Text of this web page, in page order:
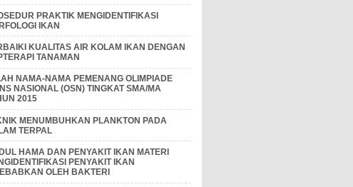
PRAKTIK MENGIDENTIFIKASI
IKAN
KUALITAS AIR KOLAM IKAN DENGAN
TANAMAN
NAMA-NAMA PEMENANG OLIMPIADE
NASIONAL (OSN) TINGKAT SMA/MA
2015
MENUMBUHKAN PLANKTON PADA
TERPAL
HAMA DAN PENYAKIT IKAN MATERI
PENYAKIT IKAN
OLEH BAKTERI